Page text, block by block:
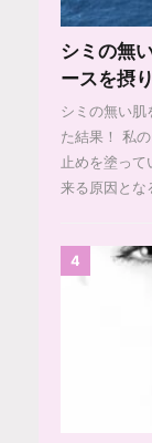
シミの無
ースを摂
シミの無い肌
た結果！ 私
止めを塗っ
来る原因とな
4